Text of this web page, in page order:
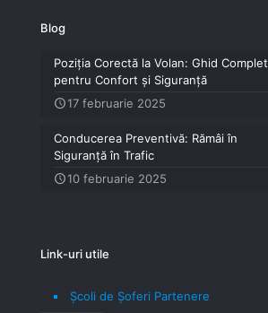
Blog
Poziția Corectă la Volan: Ghid Complet
pentru Confort și Siguranță
17 februarie 2025
Conducerea Preventivă: Rămâi în
Siguranță în Trafic
10 februarie 2025
Link-uri utile
Școli de Șoferi Partenere